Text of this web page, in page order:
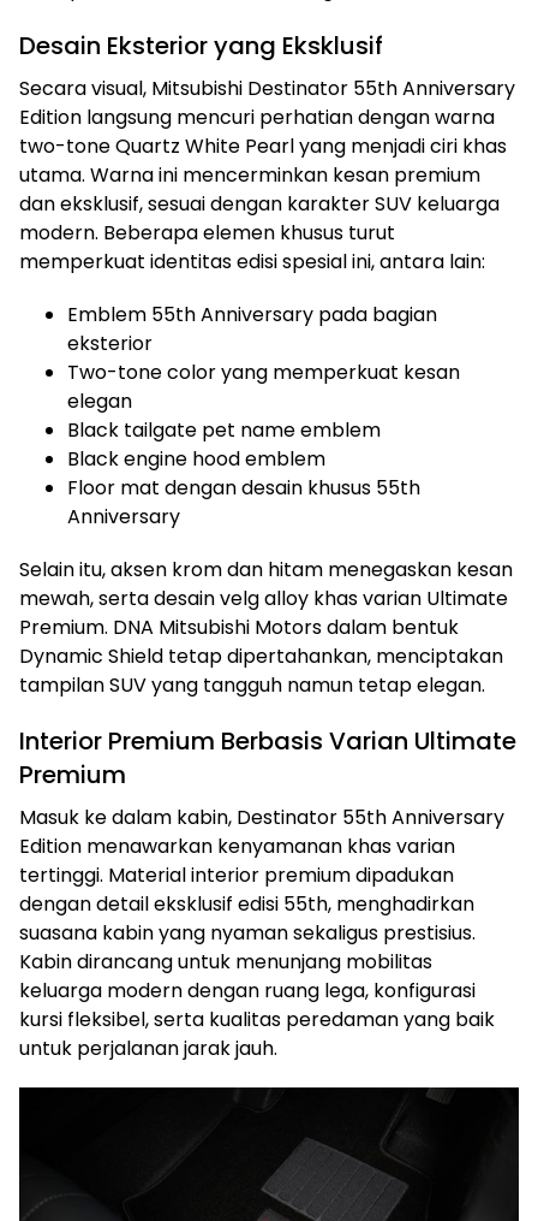
Desain Eksterior yang Eksklusif
Secara visual, Mitsubishi Destinator 55th Anniversary
Edition langsung mencuri perhatian dengan warna
two-tone Quartz White Pearl yang menjadi ciri khas
utama. Warna ini mencerminkan kesan premium
dan eksklusif, sesuai dengan karakter SUV keluarga
modern. Beberapa elemen khusus turut
memperkuat identitas edisi spesial ini, antara lain:
Emblem 55th Anniversary pada bagian
eksterior
Two-tone color yang memperkuat kesan
elegan
Black tailgate pet name emblem
Black engine hood emblem
Floor mat dengan desain khusus 55th
Anniversary
Selain itu, aksen krom dan hitam menegaskan kesan
mewah, serta desain velg alloy khas varian Ultimate
Premium. DNA Mitsubishi Motors dalam bentuk
Dynamic Shield tetap dipertahankan, menciptakan
tampilan SUV yang tangguh namun tetap elegan.
Interior Premium Berbasis Varian Ultimate
Premium
Masuk ke dalam kabin, Destinator 55th Anniversary
Edition menawarkan kenyamanan khas varian
tertinggi. Material interior premium dipadukan
dengan detail eksklusif edisi 55th, menghadirkan
suasana kabin yang nyaman sekaligus prestisius.
Kabin dirancang untuk menunjang mobilitas
keluarga modern dengan ruang lega, konfigurasi
kursi fleksibel, serta kualitas peredaman yang baik
untuk perjalanan jarak jauh.